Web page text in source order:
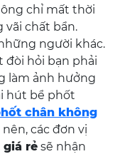
chỉ mất thời
vãi chất bẩn.
người khác.
đòi hỏi bạn phải
làm ảnh hưởng
hút bể phốt
chân không
các đơn vị
giá rẻ sẽ nhận